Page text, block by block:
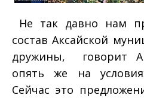
Не так давно нам
состав Аксайской
дружины, ­ говорит
опять же на
Сейчас это